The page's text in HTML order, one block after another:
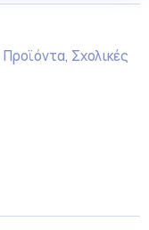
Προϊόντα, Σχολικές